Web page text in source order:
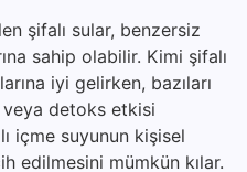
şifalı sular, benzersiz
sahip olabilir. Kimi şifalı
iyi gelirken, bazıları
veya detoks etkisi
içme suyunun kişisel
edilmesini mümkün kılar.